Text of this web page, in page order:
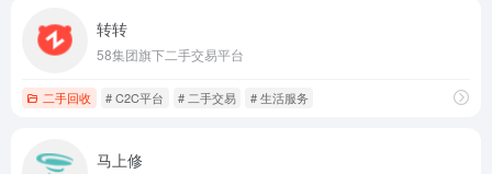
转转
58集团旗下二手交易平台
二手回收 # C2C平台 # 二手交易 # 生活服务
马上修